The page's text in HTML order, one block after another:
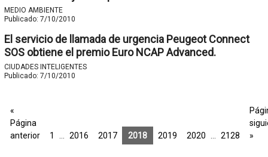
MEDIO AMBIENTE
Publicado: 7/10/2010
El servicio de llamada de urgencia Peugeot Connect
SOS obtiene el premio Euro NCAP Advanced.
CIUDADES INTELIGENTES
Publicado: 7/10/2010
«
Página
anterior
1 2016 2017 2018 2019 2020 2128
»